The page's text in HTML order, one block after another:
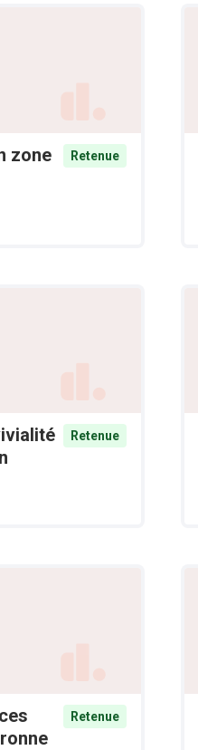
zone
Retenue
Retenue
Retenue